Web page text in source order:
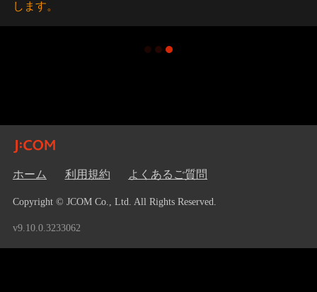
します。
ホーム 利用規約 よくあるご質問
Copyright © JCOM Co., Ltd. All Rights Reserved.
v9.10.0.3233062